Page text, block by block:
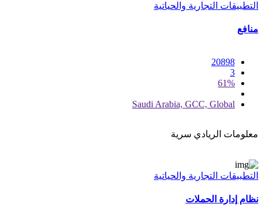
التطبيقات التجارية والحياتية
منافع
20898
3
61%
Saudi Arabia, GCC, Global
معلومات الريادي سرية
التطبيقات التجارية والحياتية
نظام إدارة الحملات